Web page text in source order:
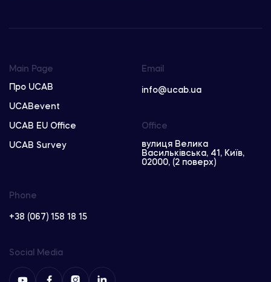
Main Page
Про UCAB
UCABevent
UCAB EU Office
UCAB Survey
Email
info@ucab.ua
Phone
+38 (067) 158 18 15
Office
вулиця Велика
Васильківська, 41, Київ,
02000, (2 поверх)
Social Media